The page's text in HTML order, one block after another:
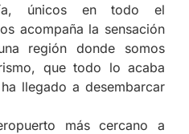
únicos en todo el
acompaña la sensación
región donde somos
que todo lo acaba
llegado a desembarcar
más cercano a